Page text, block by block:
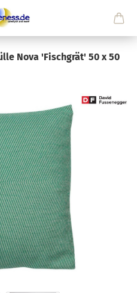
Nova 'Fischgrät' 50 x 50